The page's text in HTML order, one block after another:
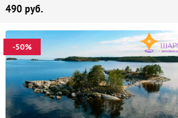
490 руб.
-50%